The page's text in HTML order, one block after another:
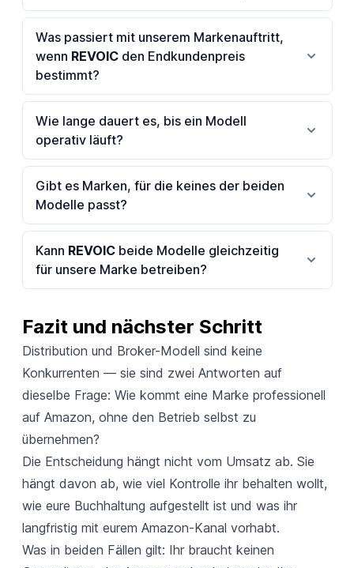
Was passiert mit unserem Markenauftritt,
wenn REVOICden Endkundenpreis
bestimmt?
Wie lange dauert es, bis ein Modell
operativ läuft?
Gibt es Marken, für die keines der beiden
Modelle passt?
Kann REVOICbeide Modelle gleichzeitig
für unsere Marke betreiben?
Fazit und nächster Schritt
Distribution und Broker-Modell sind keine
Konkurrenten — sie sind zwei Antworten auf
dieselbe Frage: Wie kommt eine Marke professionell
auf Amazon, ohne den Betrieb selbst zu
übernehmen?
Die Entscheidung hängt nicht vom Umsatz ab. Sie
hängt davon ab, wie viel Kontrolle ihr behalten wollt,
wie eure Buchhaltung aufgestellt ist und was ihr
langfristig mit eurem Amazon-Kanal vorhabt.
Was in beiden Fällen gilt: Ihr braucht keinen